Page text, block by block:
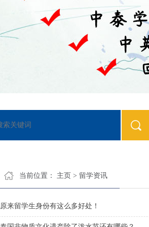
当前位置： 主页 > 留学资讯
​原来留学生身份有这么多好处！